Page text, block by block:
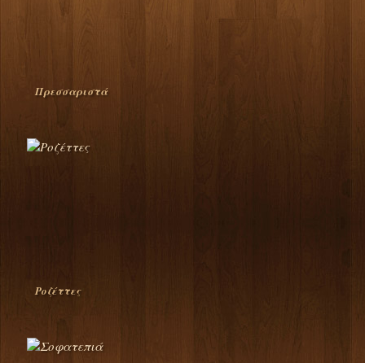
Πρεσσαριστά
Ροζέττες